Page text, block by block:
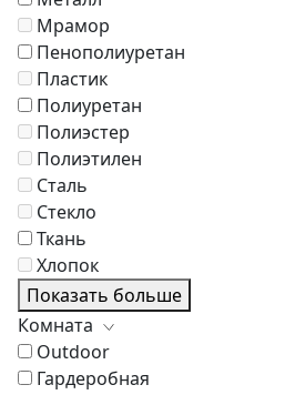
Мрамор
Пенополиуретан
Пластик
Полиуретан
Полиэстер
Полиэтилен
Сталь
Стекло
Ткань
Хлопок
Показать больше
Комната
Outdoor
Гардеробная